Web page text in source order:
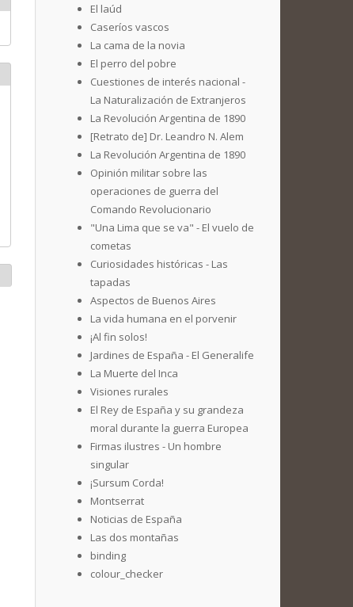
El laúd
Caseríos vascos
La cama de la novia
El perro del pobre
Cuestiones de interés nacional -
La Naturalización de Extranjeros
La Revolución Argentina de 1890
[Retrato de] Dr. Leandro N. Alem
La Revolución Argentina de 1890
Opinión militar sobre las
operaciones de guerra del
Comando Revolucionario
"Una Lima que se va" - El vuelo de
cometas
Curiosidades históricas - Las
tapadas
Aspectos de Buenos Aires
La vida humana en el porvenir
¡Al fin solos!
Jardines de España - El Generalife
La Muerte del Inca
Visiones rurales
El Rey de España y su grandeza
moral durante la guerra Europea
Firmas ilustres - Un hombre
singular
¡Sursum Corda!
Montserrat
Noticias de España
Las dos montañas
binding
colour_checker